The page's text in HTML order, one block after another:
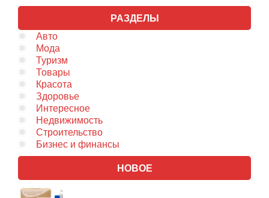
РАЗДЕЛЫ
Авто
Мода
Туризм
Товары
Красота
Здоровье
Интересное
Недвижимость
Строительство
Бизнес и финансы
НОВОЕ